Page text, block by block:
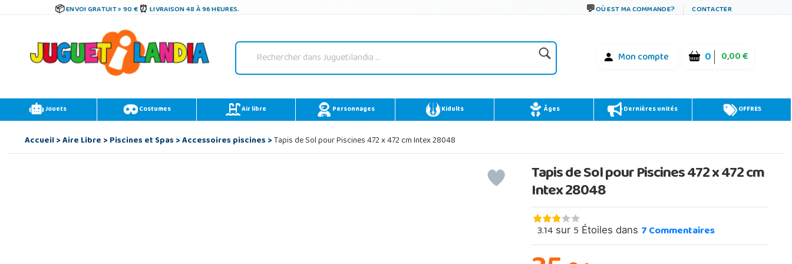
ENVOI GRATUIT > 90 € LIVRAISON 48 À 96 HEURES. OÙ EST MA COMMANDE? CONTACTER
Mon compte 0 0,00 €
Jouets Costumes Air libre Personnages Kidults Âges Dernières unités OFFRES
Accueil>Aire Libre>Piscines et Spas>Accessoires piscines>Tapis de Sol pour Piscines 472 x 472 cm Intex 28048
Tapis de Sol pour Piscines 472 x 472 cm
Intex 28048
3.14 sur 5 Étoiles dans 7Commentaires